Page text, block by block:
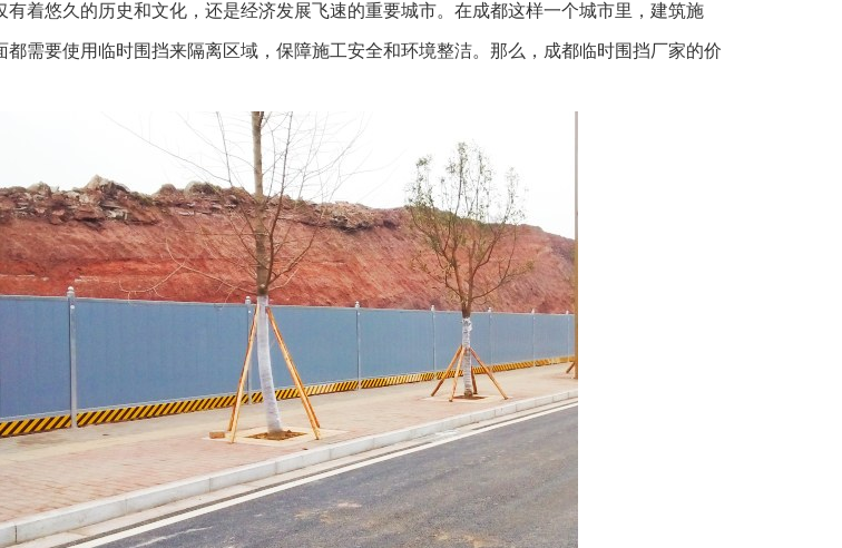
着悠久的历史和文化，还是经济发展飞速的重要城市。在成都这样一个城市里，建筑施
都需要使用临时围挡来隔离区域，保障施工安全和环境整洁。那么，成都临时围挡厂家的价